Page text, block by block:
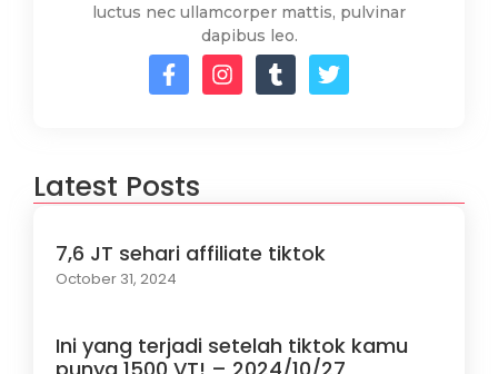
luctus nec ullamcorper mattis, pulvinar
dapibus leo.
Latest Posts
7,6 JT sehari affiliate tiktok
October 31, 2024
Ini yang terjadi setelah tiktok kamu